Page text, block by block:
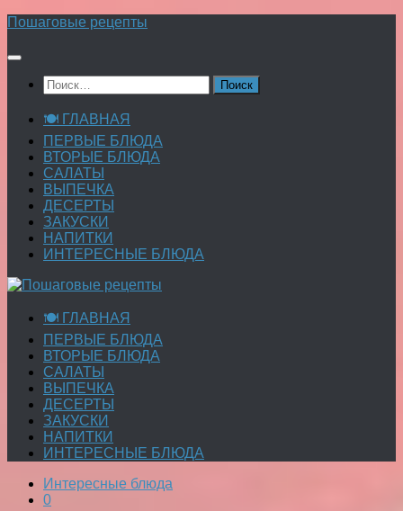
Перейти
содержимому
Пошаговые рецепты
Найти:
🍽 ГЛАВНАЯ
ПЕРВЫЕ БЛЮДА
ВТОРЫЕ БЛЮДА
САЛАТЫ
ВЫПЕЧКА
ДЕСЕРТЫ
ЗАКУСКИ
НАПИТКИ
ИНТЕРЕСНЫЕ БЛЮДА
🍽 ГЛАВНАЯ
ПЕРВЫЕ БЛЮДА
ВТОРЫЕ БЛЮДА
САЛАТЫ
ВЫПЕЧКА
ДЕСЕРТЫ
ЗАКУСКИ
НАПИТКИ
ИНТЕРЕСНЫЕ БЛЮДА
Интересные блюда
0